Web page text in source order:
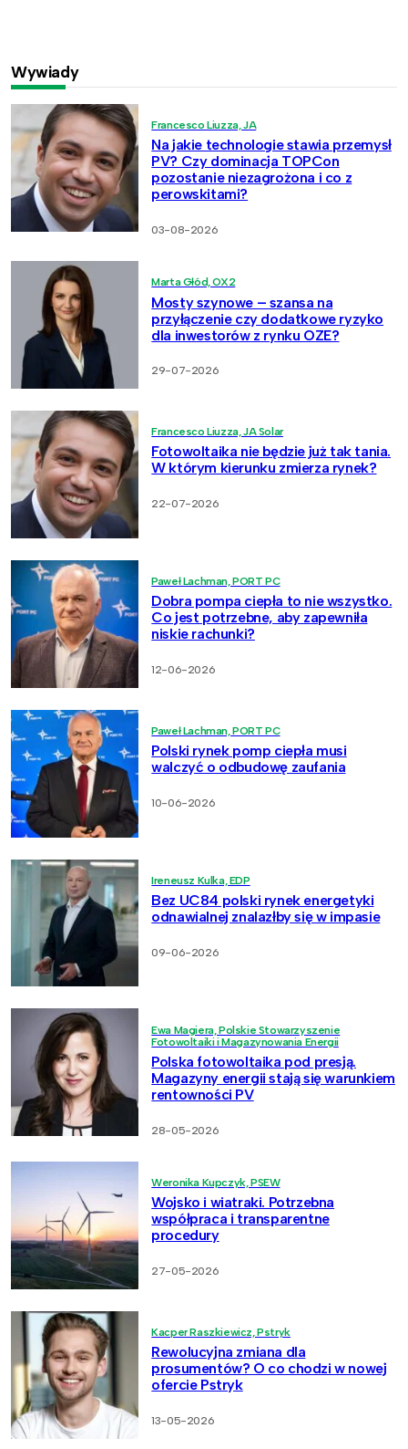
Wywiady
Francesco Liuzza, JA
Na jakie technologie stawia przemysł
PV? Czy dominacja TOPCon
pozostanie niezagrożona i co z
perowskitami?
03-08-2026
Marta Głód, OX2
Mosty szynowe – szansa na
przyłączenie czy dodatkowe ryzyko
dla inwestorów z rynku OZE?
29-07-2026
Francesco Liuzza, JA Solar
Fotowoltaika nie będzie już tak tania.
W którym kierunku zmierza rynek?
22-07-2026
Paweł Lachman, PORT PC
Dobra pompa ciepła to nie wszystko.
Co jest potrzebne, aby zapewniła
niskie rachunki?
12-06-2026
Paweł Lachman, PORT PC
Polski rynek pomp ciepła musi
walczyć o odbudowę zaufania
10-06-2026
Ireneusz Kulka, EDP
Bez UC84 polski rynek energetyki
odnawialnej znalazłby się w impasie
09-06-2026
Ewa Magiera, Polskie Stowarzyszenie
Fotowoltaiki i Magazynowania Energii
Polska fotowoltaika pod presją.
Magazyny energii stają się warunkiem
rentowności PV
28-05-2026
Weronika Kupczyk, PSEW
Wojsko i wiatraki. Potrzebna
współpraca i transparentne
procedury
27-05-2026
Kacper Raszkiewicz, Pstryk
Rewolucyjna zmiana dla
prosumentów? O co chodzi w nowej
ofercie Pstryk
13-05-2026